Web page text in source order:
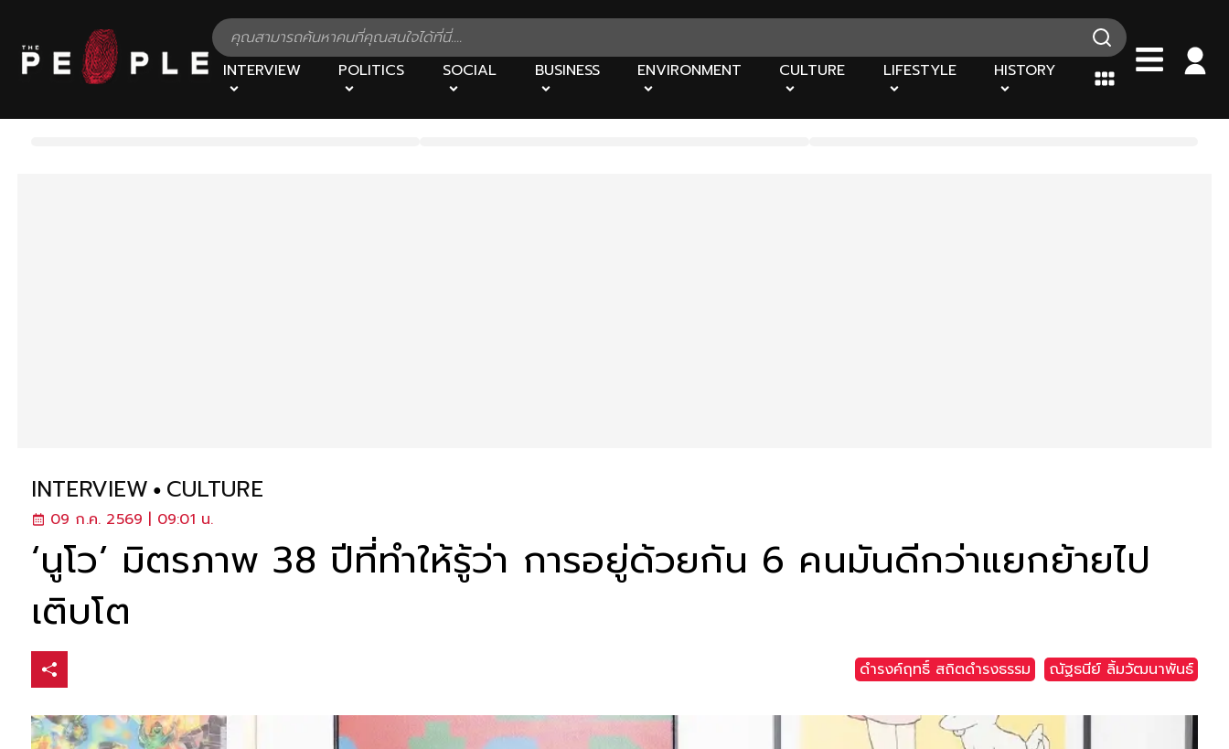
INTERVIEW POLITICS SOCIAL BUSINESS ENVIRONMENT CULTURE LIFESTYLE HISTORY
INTERVIEW CULTURE
09 ก.ค. 2569 | 09:01 น.
‘นูโว’ มิตรภาพ 38 ปีที่ทำให้รู้ว่า การอยู่ด้วยกัน 6 คนมันดีกว่าแยกย้ายไป
เติบโต
ดำรงค์ฤทธิ์ สถิตดำรงธรรม ณัฐธนีย์ ลิ้มวัฒนาพันธ์